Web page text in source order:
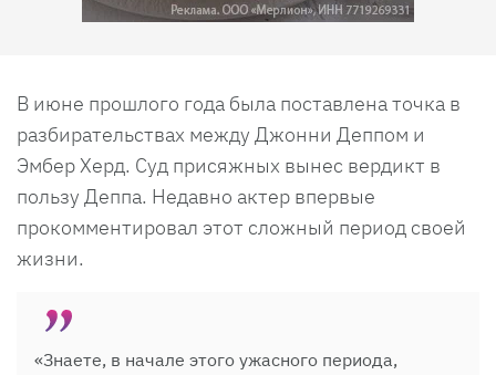
В июне прошлого года была поставлена точка в
разбирательствах между Джонни Деппом и
Эмбер Херд. Суд присяжных вынес вердикт в
пользу Деппа. Недавно актер впервые
прокомментировал этот сложный период своей
жизни.
«Знаете, в начале этого ужасного периода,